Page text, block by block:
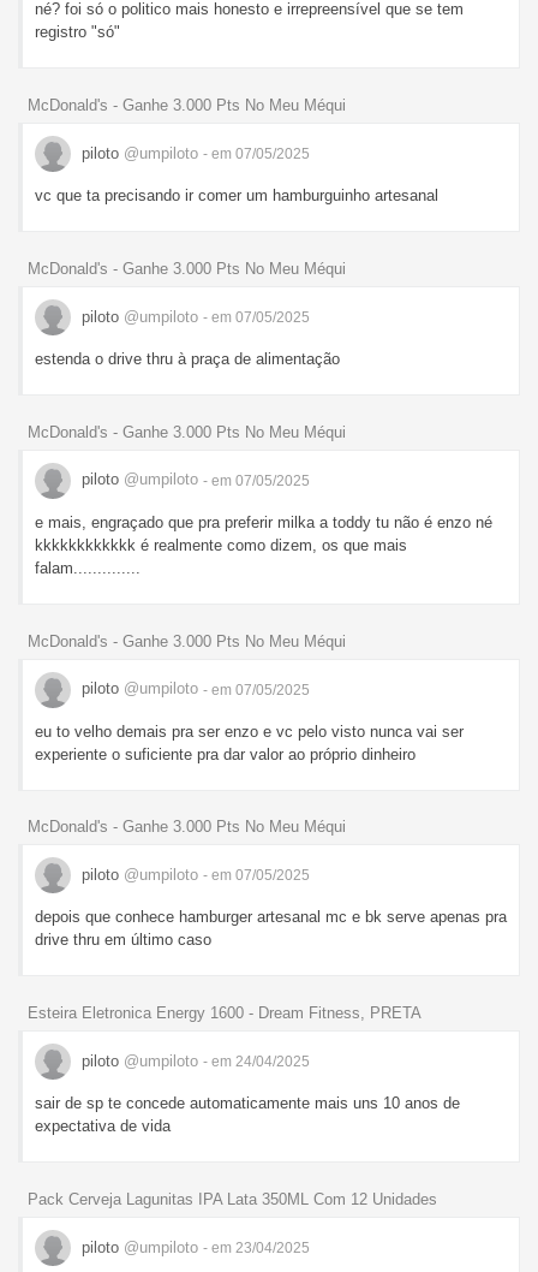
né? foi só o politico mais honesto e irrepreensível que se tem
registro "só"
McDonald's - Ganhe 3.000 Pts No Meu Méqui
piloto @umpiloto - em 07/05/2025
vc que ta precisando ir comer um hamburguinho artesanal
McDonald's - Ganhe 3.000 Pts No Meu Méqui
piloto @umpiloto - em 07/05/2025
estenda o drive thru à praça de alimentação
McDonald's - Ganhe 3.000 Pts No Meu Méqui
piloto @umpiloto - em 07/05/2025
e mais, engraçado que pra preferir milka a toddy tu não é enzo né
kkkkkkkkkkkk é realmente como dizem, os que mais
falam..............
McDonald's - Ganhe 3.000 Pts No Meu Méqui
piloto @umpiloto - em 07/05/2025
eu to velho demais pra ser enzo e vc pelo visto nunca vai ser
experiente o suficiente pra dar valor ao próprio dinheiro
McDonald's - Ganhe 3.000 Pts No Meu Méqui
piloto @umpiloto - em 07/05/2025
depois que conhece hamburger artesanal mc e bk serve apenas pra
drive thru em último caso
Esteira Eletronica Energy 1600 - Dream Fitness, PRETA
piloto @umpiloto - em 24/04/2025
sair de sp te concede automaticamente mais uns 10 anos de
expectativa de vida
Pack Cerveja Lagunitas IPA Lata 350ML Com 12 Unidades
piloto @umpiloto - em 23/04/2025